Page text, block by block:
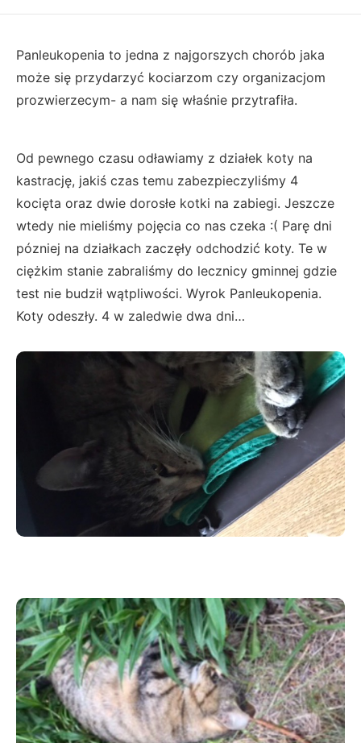
Panleukopenia to jedna z najgorszych chorób jaka
może się przydarzyć kociarzom czy organizacjom
prozwierzecym- a nam się właśnie przytrafiła.
Od pewnego czasu odławiamy z działek koty na
kastrację, jakiś czas temu zabezpieczyliśmy 4
kocięta oraz dwie dorosłe kotki na zabiegi. Jeszcze
wtedy nie mieliśmy pojęcia co nas czeka :( Parę dni
pózniej na działkach zaczęły odchodzić koty. Te w
ciężkim stanie zabraliśmy do lecznicy gminnej gdzie
test nie budził wątpliwości. Wyrok Panleukopenia.
Koty odeszły. 4 w zaledwie dwa dni…